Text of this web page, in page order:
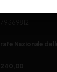
Nazionale